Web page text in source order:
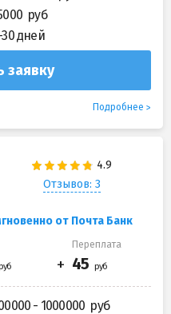
30 дней
Подробнее
Отзывов: 3
от Почта Банк
Переплата
- 1000000